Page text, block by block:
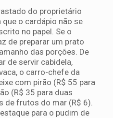
do proprietário
o cardápio não se
no papel. Se o
de preparar um prato
das porções. De
de servir cabidela,
o carro-chefe da
com pirão (R$ 55 para
(R$ 35 para duas
de frutos do mar (R$ 6).
para o pudim de